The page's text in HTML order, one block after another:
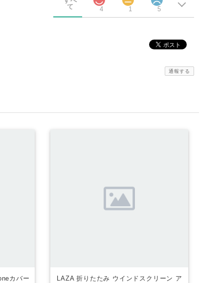
て
4 1 5
通報する
カバー
LAZA 折りたたみ ウインドスクリーン ア